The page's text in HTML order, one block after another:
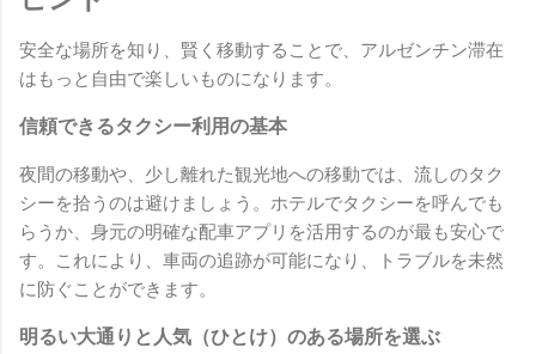
安全な場所を知り、賢く移動することで、アルゼンチン滞在
はもっと自由で楽しいものになります。
信頼できるタクシー利用の基本
夜間の移動や、少し離れた観光地への移動では、流しのタク
シーを拾うのは避けましょう。ホテルでタクシーを呼んでも
らうか、身元の明確な配車アプリを活用するのが最も安心で
す。これにより、車両の追跡が可能になり、トラブルを未然
に防ぐことができます。
明るい大通りと人気（ひとけ）のある場所を選ぶ